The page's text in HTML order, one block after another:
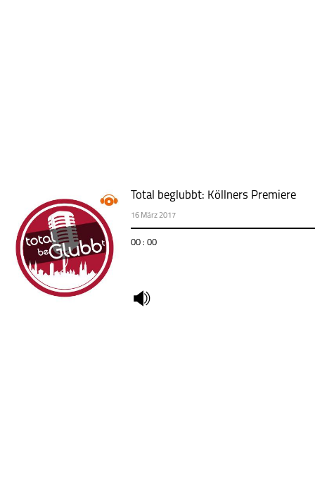
Total beglubbt: Köllners Premiere
16 März 2017
00 : 00